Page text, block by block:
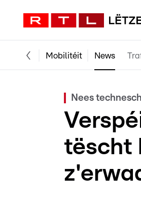
Mobilitéit News
Nees
tëscht